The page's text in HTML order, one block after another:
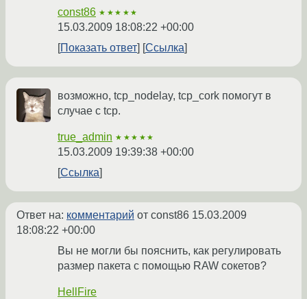
const86 ★★★★★
15.03.2009 18:08:22 +00:00
Показать ответ
Ссылка
возможно, tcp_nodelay, tcp_cork помогут в
случае с tcp.
true_admin ★★★★★
15.03.2009 19:39:38 +00:00
Ссылка
Ответ на: комментарий от const86 15.03.2009
18:08:22 +00:00
Вы не могли бы пояснить, как регулировать
размер пакета с помощью RAW сокетов?
HellFire